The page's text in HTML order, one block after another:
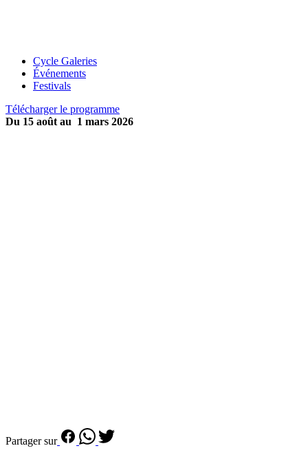
Cycle Galeries
Événements
Festivals
Télécharger le programme
Du 15 août au 1 mars 2026
Partager sur